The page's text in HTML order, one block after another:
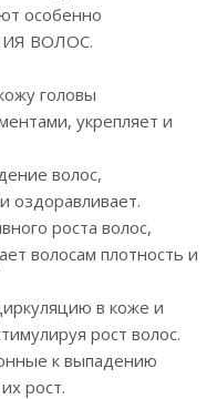
особенно
ВОЛОС.
головы
укрепляет и
волос,
оздоравливает.
роста волос,
волосам плотность и
в коже и
рост волос.
к выпадению
рост.